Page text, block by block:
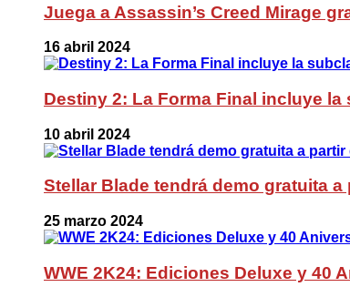
Juega a Assassin’s Creed Mirage
16 abril 2024
Destiny 2: La Forma Final incluye
10 abril 2024
Stellar Blade tendrá demo gratuita a
25 marzo 2024
WWE 2K24: Ediciones Deluxe y 40